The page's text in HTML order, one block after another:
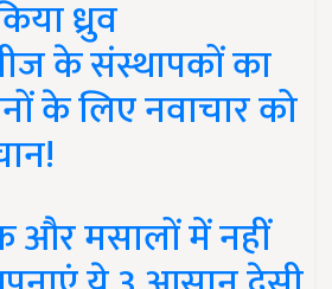
ध्रुव
के संस्थापकों का
के लिए नवाचार को
और मसालों में नहीं